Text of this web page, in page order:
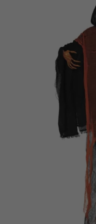
Vá em frente!